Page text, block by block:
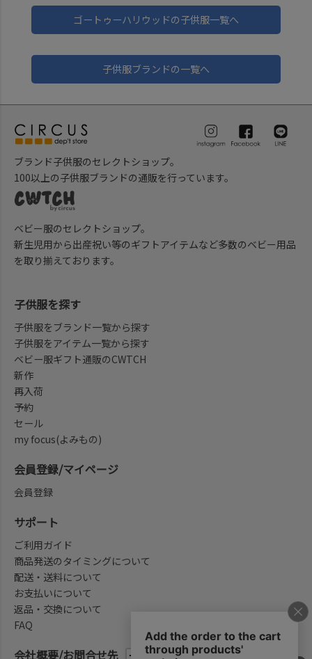
ゴートゥーハリウッドの子供服一覧へ
子供服ブランドの一覧へ
ブランド子供服のセレクトショップ。
100以上の子供服ブランドの通販を行っています。
ベビー服のセレクトショップ。
新生児用から出産祝い等のギフトアイテムなど多数のベビー用品
を取り揃えております。
会社概要/お問合せ先
子供服を探す
子供服をブランド一覧から探す
子供服をアイテム一覧から探す
ベビー服ギフト通販のCWTCH
新作
再入荷
予約
セール
my focus(よみもの)
会員登録/マイページ
会員登録
サポート
ご利用ガイド
商品発送のタイミングについて
配送・送料について
お支払いについて
返品・交換について
FAQ